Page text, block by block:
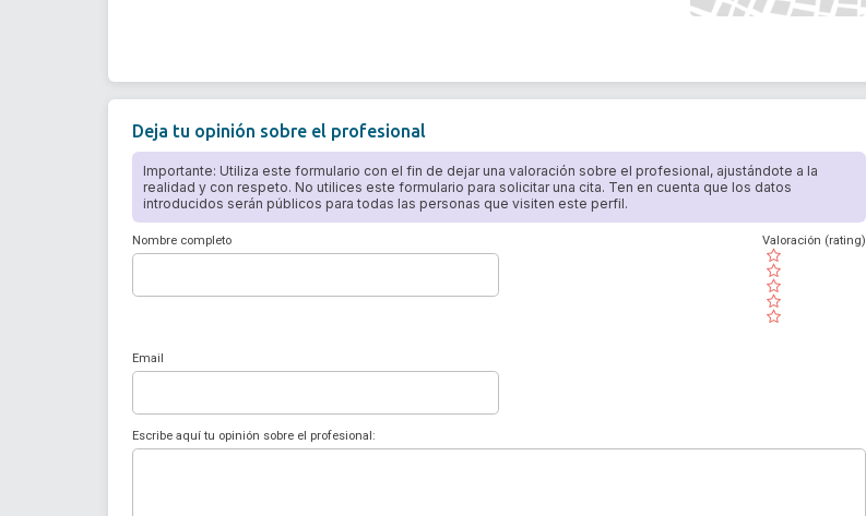
Deja tu opinión sobre el profesional
Importante: Utiliza este formulario con el fin de dejar una valoración sobre el profesional, ajustándote a la
realidad y con respeto. No utilices este formulario para solicitar una cita. Ten en cuenta que los datos
introducidos serán públicos para todas las personas que visiten este perfil.
Nombre completo
( )
( )
( )
( )
( )
Valoración (rating)
Email
Escribe aquí tu opinión sobre el profesional: